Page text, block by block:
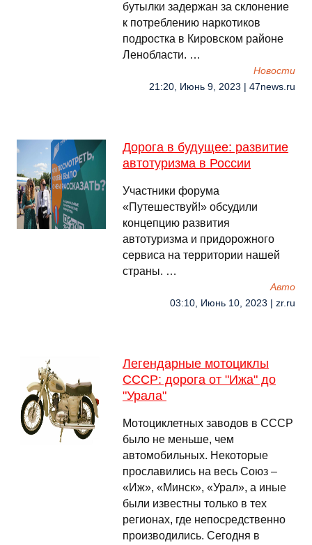
бутылки задержан за склонение
к потреблению наркотиков
подростка в Кировском районе
Ленобласти. …
Новости
21:20, Июнь 9, 2023 | 47news.ru
Дорога в будущее: развитие
автотуризма в России
Участники форума
«Путешествуй!» обсудили
концепцию развития
автотуризма и придорожного
сервиса на территории нашей
страны. …
Авто
03:10, Июнь 10, 2023 | zr.ru
Легендарные мотоциклы
СССР: дорога от "Ижа" до
"Урала"
Мотоциклетных заводов в СССР
было не меньше, чем
автомобильных. Некоторые
прославились на весь Союз –
«Иж», «Минск», «Урал», а иные
были известны только в тех
регионах, где непосредственно
производились. Сегодня в